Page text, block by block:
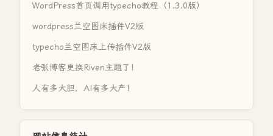
WordPress首页调用typecho教程（1.3.0版）
wordpress兰空图床插件V2版
typecho兰空图床上传插件V2版
老张博客更换Riven主题了！
人有多大胆，AI有多大产！